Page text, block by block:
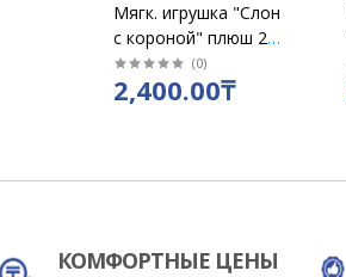
Мягк. игрушка "Слон
с короной" плюш 21
см
(0)
2,400.00₸
КОМФОРТНЫЕ ЦЕНЫ